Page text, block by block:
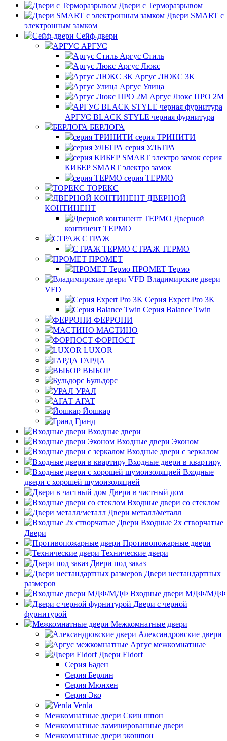
Двери с Терморазрывом
Двери SMART с
электронным замком
Сейф-двери
АРГУС
Аргус Стиль
Аргус Люкс
Аргус ЛЮКС 3К
Аргус Улица
Аргус Люкс ПРО 2М
АРГУС BLACK STYLE черная фурнитура
БЕРЛОГА
серия ТРИНИТИ
серия УЛЬТРА
серия
КИБЕР SMART электро замок
серия ТЕРМО
ТОРЕКС
ДВЕРНОЙ
КОНТИНЕНТ
Дверной
континент ТЕРМО
СТРАЖ
СТРАЖ ТЕРМО
ПРОМЕТ
ПРОМЕТ Термо
Владимирские двери
VFD
Серия Expert Pro 3K
Серия Balance Twin
ФЕРРОНИ
МАСТИНО
ФОРПОСТ
LUXOR
ГАРДА
ВЫБОР
Бульдорс
УРАЛ
АГАТ
Йошкар
Гранд
Входные двери
Входные двери Эконом
Входные двери с зеркалом
Входные двери в квартиру
Входные
двери с хорошей шумоизоляцией
Двери в частный дом
Входные двери со стеклом
Двери металл/металл
Входные 2х створчатые
Двери
Противопожарные двери
Технические двери
Двери под заказ
Двери нестандартных
размеров
Входные двери МДФ/МДФ
Двери с черной
фурнитурой
Межкомнатные двери
Александровские двери
Аргус межкомнатные
Двери Eldorf
Серия Баден
Серия Берлин
Серия Мюнхен
Серия Эко
Verda
Межкомнатные двери Скин шпон
Межкомнатные ламинированные двери
Межкомнатные двери экошпон